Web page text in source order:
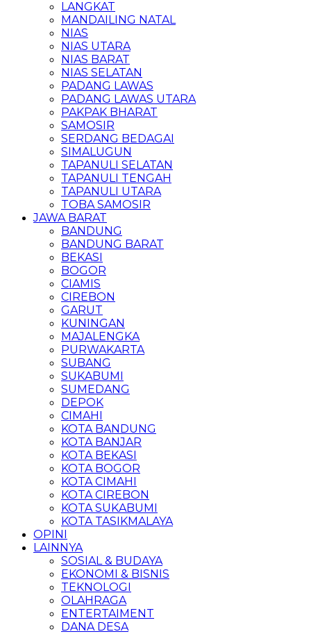
LANGKAT
MANDAILING NATAL
NIAS
NIAS UTARA
NIAS BARAT
NIAS SELATAN
PADANG LAWAS
PADANG LAWAS UTARA
PAKPAK BHARAT
SAMOSIR
SERDANG BEDAGAI
SIMALUGUN
TAPANULI SELATAN
TAPANULI TENGAH
TAPANULI UTARA
TOBA SAMOSIR
JAWA BARAT
BANDUNG
BANDUNG BARAT
BEKASI
BOGOR
CIAMIS
CIREBON
GARUT
KUNINGAN
MAJALENGKA
PURWAKARTA
SUBANG
SUKABUMI
SUMEDANG
DEPOK
CIMAHI
KOTA BANDUNG
KOTA BANJAR
KOTA BEKASI
KOTA BOGOR
KOTA CIMAHI
KOTA CIREBON
KOTA SUKABUMI
KOTA TASIKMALAYA
OPINI
LAINNYA
SOSIAL & BUDAYA
EKONOMI & BISNIS
TEKNOLOGI
OLAHRAGA
ENTERTAIMENT
DANA DESA